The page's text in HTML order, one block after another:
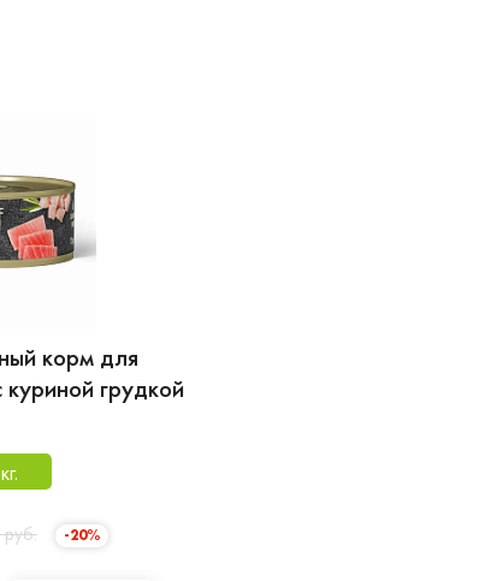
корм для
грудкой
-20%